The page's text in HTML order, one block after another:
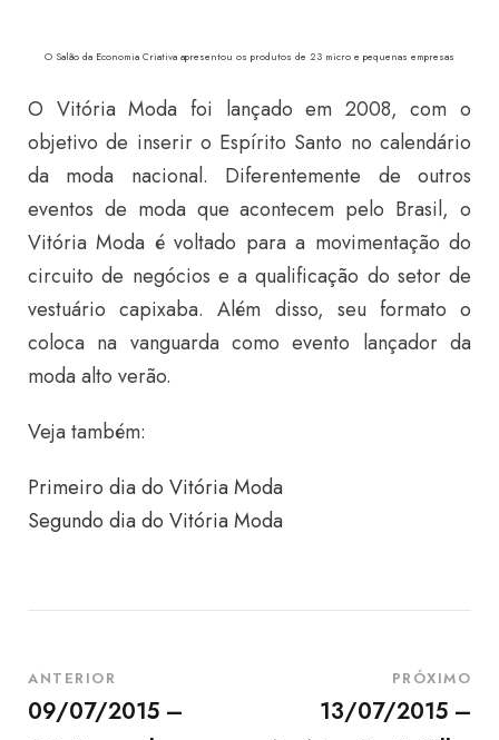
O Salão da Economia Criativa apresentou os produtos de 23 micro e pequenas empresas
O Vitória Moda foi lançado em 2008, com o
objetivo de inserir o Espírito Santo no calendário
da moda nacional. Diferentemente de outros
eventos de moda que acontecem pelo Brasil, o
Vitória Moda é voltado para a movimentação do
circuito de negócios e a qualificação do setor de
vestuário capixaba. Além disso, seu formato o
coloca na vanguarda como evento lançador da
moda alto verão.
Veja também:
Primeiro dia do Vitória Moda
Segundo dia do Vitória Moda
ANTERIOR
09/07/2015 –
PRÓXIMO
13/07/2015 –